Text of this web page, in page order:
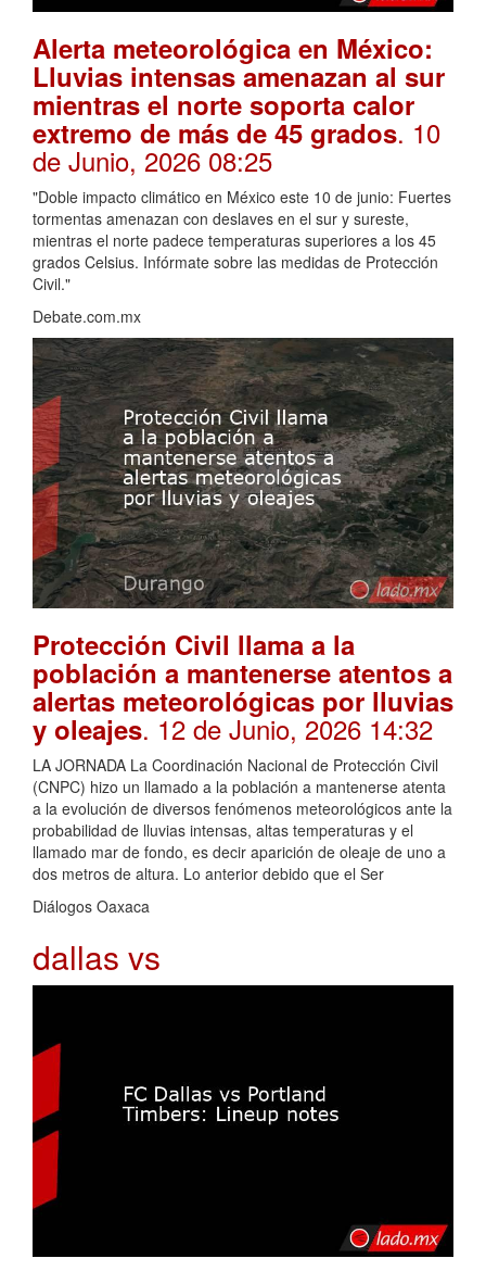
Alerta meteorológica en México:
Lluvias intensas amenazan al sur
mientras el norte soporta calor
extremo de más de 45 grados. 10
de Junio, 2026 08:25
"Doble impacto climático en México este 10 de junio: Fuertes
tormentas amenazan con deslaves en el sur y sureste,
mientras el norte padece temperaturas superiores a los 45
grados Celsius. Infórmate sobre las medidas de Protección
Civil."
Debate.com.mx
Protección Civil llama a la
población a mantenerse atentos a
alertas meteorológicas por lluvias
y oleajes. 12 de Junio, 2026 14:32
LA JORNADA La Coordinación Nacional de Protección Civil
(CNPC) hizo un llamado a la población a mantenerse atenta
a la evolución de diversos fenómenos meteorológicos ante la
probabilidad de lluvias intensas, altas temperaturas y el
llamado mar de fondo, es decir aparición de oleaje de uno a
dos metros de altura. Lo anterior debido que el Ser
Diálogos Oaxaca
dallas vs